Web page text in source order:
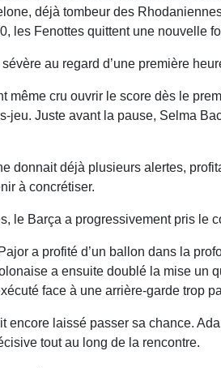
déjà tombeur des
les Fenottes quittent une nouvelle
au regard d’une première
même cru ouvrir le score dès le
jeu. Juste avant la pause, Selma
donnait déjà plusieurs alertes,
à concrétiser.
le Barça a progressivement pris le
a profité d’un ballon dans la
a ensuite doublé la mise un
face à une arrière-garde trop
encore laissé passer sa chance.
tout au long de la rencontre.